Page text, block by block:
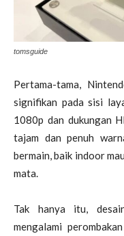
tomsguide
Pertama-tama,
signifikan pada sisi
1080p dan dukungan
tajam dan penuh
bermain, baik indoor
mata.
Tak hanya itu,
mengalami